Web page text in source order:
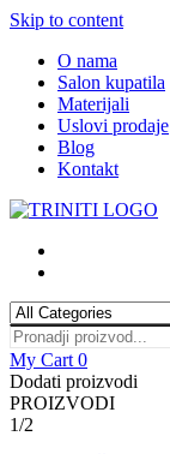
Skip to content
O nama
Salon kupatila
Materijali
Uslovi prodaje
Blog
Kontakt
My Cart 0
Dodati proizvodi
PROIZVODI
1/2